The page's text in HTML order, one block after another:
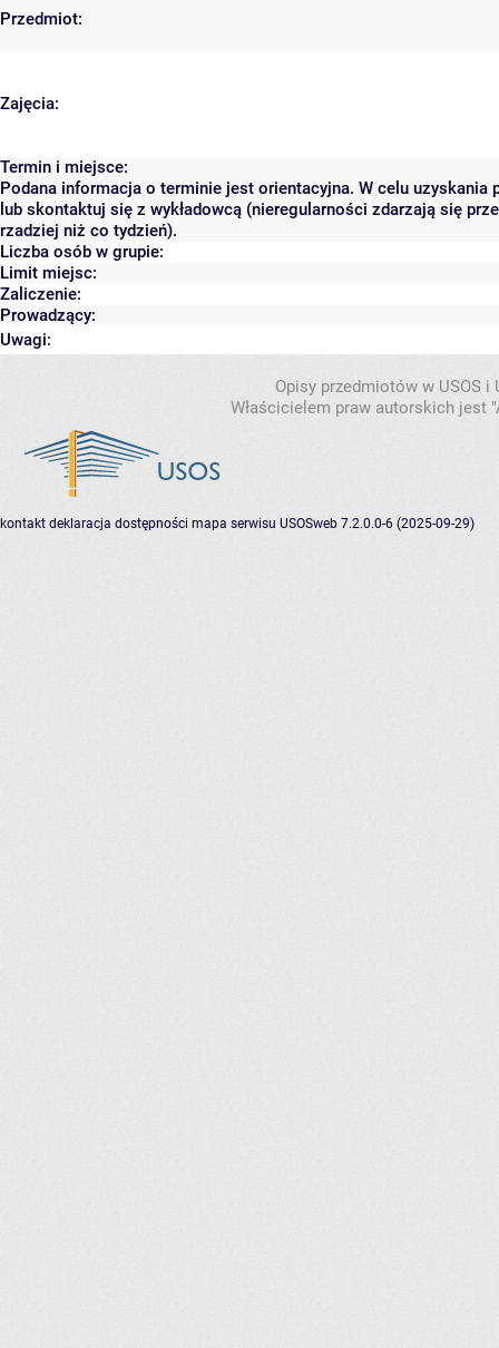
Przedmiot:
Zajęcia:
Termin i miejsce:
Podana informacja o terminie jest orientacyjna. W celu
lub skontaktuj się z wykładowcą (nieregularności zdarzają się
rzadziej niż co tydzień).
Liczba osób w grupie:
Limit miejsc:
Zaliczenie:
Prowadzący:
Uwagi:
Opisy przedmiotów w USOS
Właścicielem praw autorskich jest
kontakt deklaracja dostępności mapa serwisu USOSweb 7.2.0.0-6 (2025-09-29)